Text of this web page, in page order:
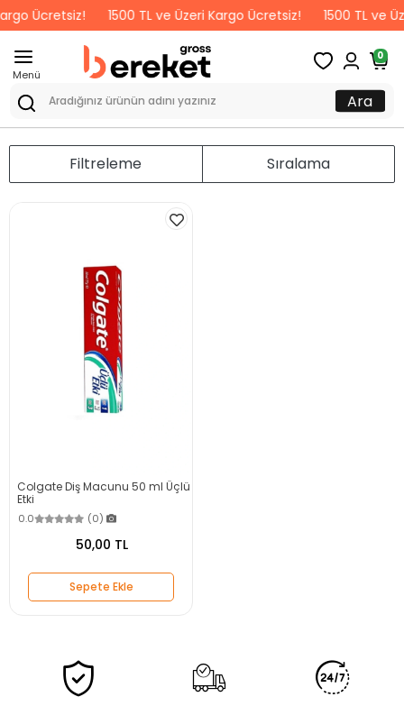
Ücretsiz! 1500 TL ve Üzeri Kargo Ücretsiz! 1500 TL ve
Menü
0
Ara
Filtreleme Sıralama
Colgate Diş Macunu 50 ml Üçlü
Etki
0.0 (0)
50,00 TL
Sepete Ekle